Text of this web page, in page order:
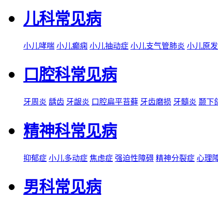
儿科常见病
小儿哮喘 小儿癫痫 小儿抽动症 小儿支气管肺炎 小儿原
口腔科常见病
牙周炎 龋齿 牙龈炎 口腔扁平苔藓 牙齿磨损 牙髓炎 颞下
精神科常见病
抑郁症 小儿多动症 焦虑症 强迫性障碍 精神分裂症 心理
男科常见病